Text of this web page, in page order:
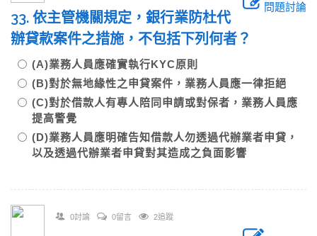
問題討論
33. 依主管機關規定，銀行業防杜代
辦貸款案件之措施，不包括下列何者？
(A)業務人員應確實執行KYC原則
(B)對於無地緣性之申貸案件，業務人員應一律拒絕
(C)對於借款人有專人陪同申請或對保者，業務人員應
提高警覺
(D)業務人員應明確告知借款人勿透過代辦業者申貸，
以及透過代辦業者申貸對其造成之負面影響
0討論 0留言 2追蹤